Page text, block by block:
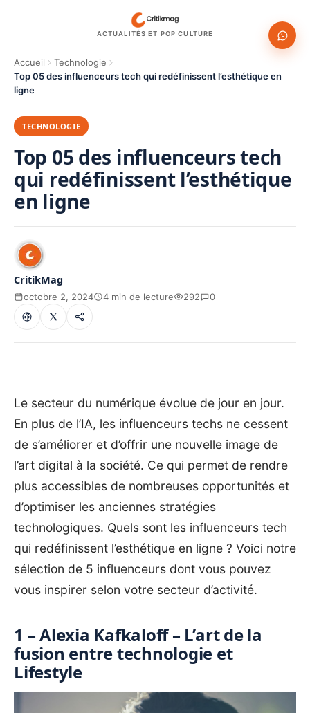
ACTUALITÉS ET POP CULTURE
Accueil
Technologie
Top 05 des influenceurs tech qui redéfinissent l’esthétique en
ligne
TECHNOLOGIE
Top 05 des influenceurs tech
qui redéfinissent l’esthétique
en ligne
CritikMag
octobre 2, 2024 4 min de lecture 292 0
Le secteur du numérique évolue de jour en jour.
En plus de l’IA, les influenceurs techs ne cessent
de s’améliorer et d’offrir une nouvelle image de
l’art digital à la société. Ce qui permet de rendre
plus accessibles de nombreuses opportunités et
d’optimiser les anciennes stratégies
technologiques. Quels sont les influenceurs tech
qui redéfinissent l’esthétique en ligne ? Voici notre
sélection de 5 influenceurs dont vous pouvez
vous inspirer selon votre secteur d’activité.
1 – Alexia Kafkaloff – L’art de la
fusion entre technologie et
Lifestyle